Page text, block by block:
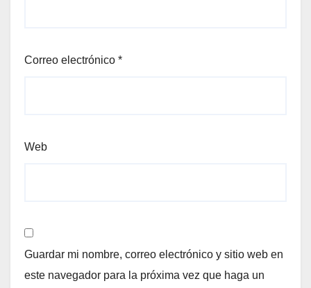
Correo electrónico *
Web
Guardar mi nombre, correo electrónico y sitio web en
este navegador para la próxima vez que haga un